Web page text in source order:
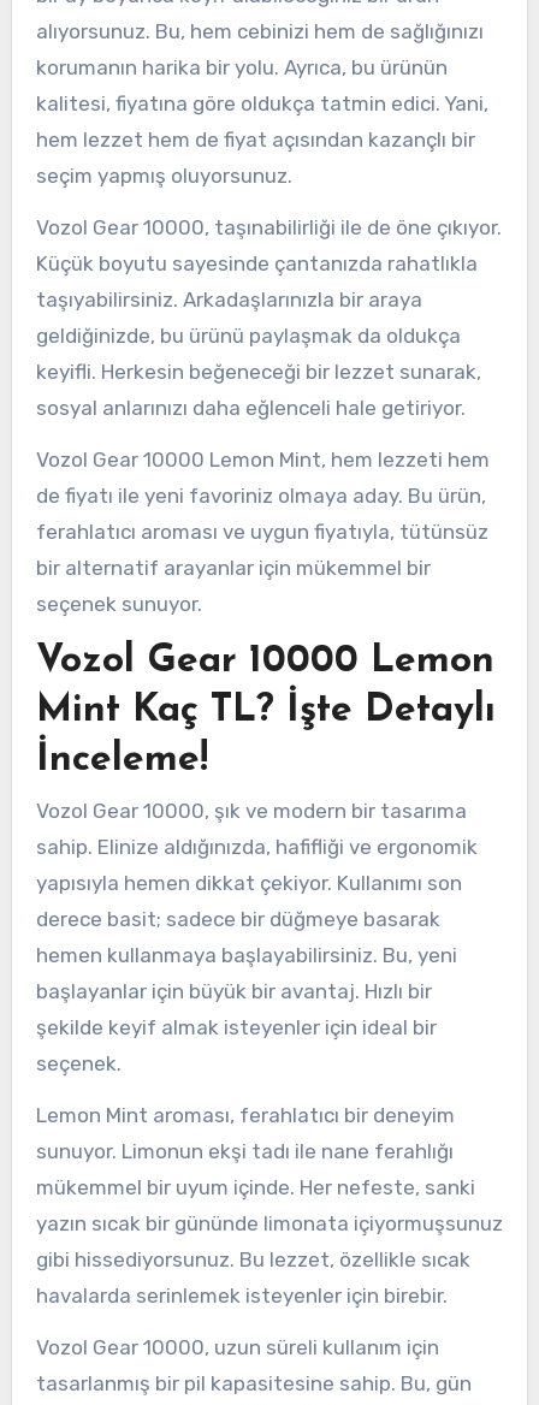
alıyorsunuz. Bu, hem cebinizi hem de sağlığınızı
korumanın harika bir yolu. Ayrıca, bu ürünün
kalitesi, fiyatına göre oldukça tatmin edici. Yani,
hem lezzet hem de fiyat açısından kazançlı bir
seçim yapmış oluyorsunuz.
Vozol Gear 10000, taşınabilirliği ile de öne çıkıyor.
Küçük boyutu sayesinde çantanızda rahatlıkla
taşıyabilirsiniz. Arkadaşlarınızla bir araya
geldiğinizde, bu ürünü paylaşmak da oldukça
keyifli. Herkesin beğeneceği bir lezzet sunarak,
sosyal anlarınızı daha eğlenceli hale getiriyor.
Vozol Gear 10000 Lemon Mint, hem lezzeti hem
de fiyatı ile yeni favoriniz olmaya aday. Bu ürün,
ferahlatıcı aroması ve uygun fiyatıyla, tütünsüz
bir alternatif arayanlar için mükemmel bir
seçenek sunuyor.
Vozol Gear 10000 Lemon
Mint Kaç TL? İşte Detaylı
İnceleme!
Vozol Gear 10000, şık ve modern bir tasarıma
sahip. Elinize aldığınızda, hafifliği ve ergonomik
yapısıyla hemen dikkat çekiyor. Kullanımı son
derece basit; sadece bir düğmeye basarak
hemen kullanmaya başlayabilirsiniz. Bu, yeni
başlayanlar için büyük bir avantaj. Hızlı bir
şekilde keyif almak isteyenler için ideal bir
seçenek.
Lemon Mint aroması, ferahlatıcı bir deneyim
sunuyor. Limonun ekşi tadı ile nane ferahlığı
mükemmel bir uyum içinde. Her nefeste, sanki
yazın sıcak bir gününde limonata içiyormuşsunuz
gibi hissediyorsunuz. Bu lezzet, özellikle sıcak
havalarda serinlemek isteyenler için birebir.
Vozol Gear 10000, uzun süreli kullanım için
tasarlanmış bir pil kapasitesine sahip. Bu, gün